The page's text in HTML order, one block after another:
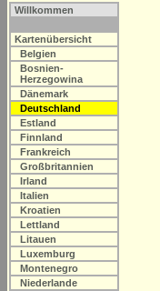
Willkommen
Kartenübersicht
Belgien
Bosnien-
Herzegowina
Dänemark
Deutschland
Estland
Finnland
Frankreich
Großbritannien
Irland
Italien
Kroatien
Lettland
Litauen
Luxemburg
Montenegro
Niederlande